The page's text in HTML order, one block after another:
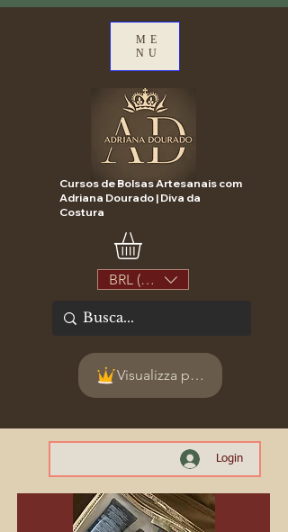
ME
NU
Cursos de Bolsas Artesanais com
Adriana Dourado | Diva da
Costura
BRL (R$)
Visualizza punti
Login